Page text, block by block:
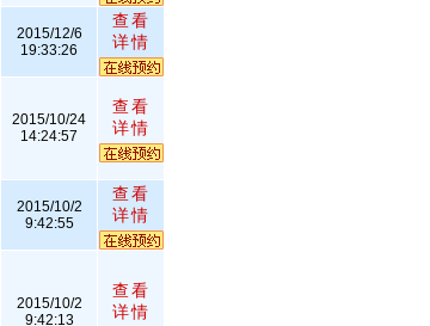
2015/12/6
19:33:26
查看
详情
2015/10/24
14:24:57
查看
详情
2015/10/2
9:42:55
查看
详情
2015/10/2
9:42:13
查看
详情